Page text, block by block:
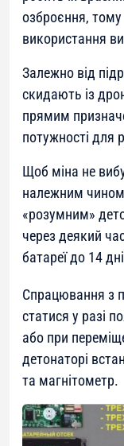
озброєння, тому
використання
Залежно від
скидають із
прямим
потужності для
Щоб міна не
належним
«розумним»
через деякий
батареї до 14
Спрацювання з
статися у разі
або при
детонаторі
та магнітометр.